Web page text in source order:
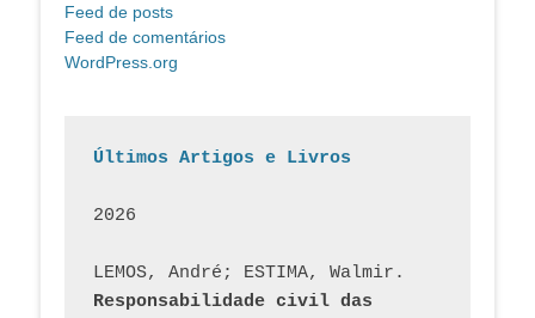
Feed de posts
Feed de comentários
WordPress.org
Últimos Artigos e Livros
2026
Responsabilidade civil das